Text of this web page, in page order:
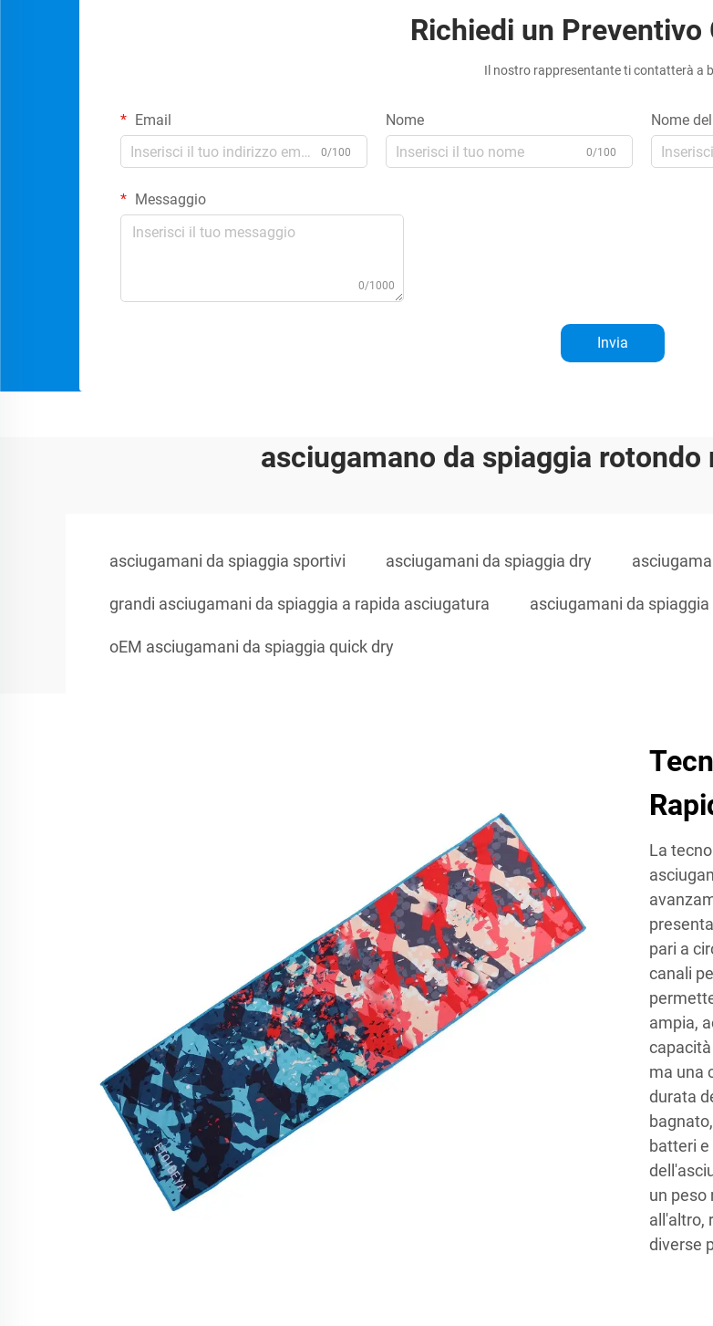
Richiedi un Preventivo
Il nostro rappresentante ti contatterà a
Email
0/100
Nome
0/100
Nome
Messaggio
0/1000
Invia
asciugamano da spiaggia rotondo
asciugamani da spiaggia sportivi asciugamani da spiaggia dry
grandi asciugamani da spiaggia a rapida asciugatura asciugamani da
oEM asciugamani da spiaggia quick dry
La
pari a
canali
ampia,
ma una
durata
batteri
un peso
all'altro,
diverse